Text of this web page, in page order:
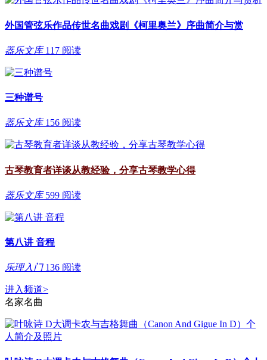
外国管弦乐作品传世名曲戏剧《柯里奥兰》序曲简介与赏
器乐文库 117 阅读
三种谱号
器乐文库 156 阅读
古琴教育者详谈从教经验，分享古琴教学心得
器乐文库 599 阅读
第八讲 音程
乐理入门 136 阅读
进入频道>
名家名曲